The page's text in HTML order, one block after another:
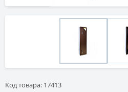
Код товара: 17413